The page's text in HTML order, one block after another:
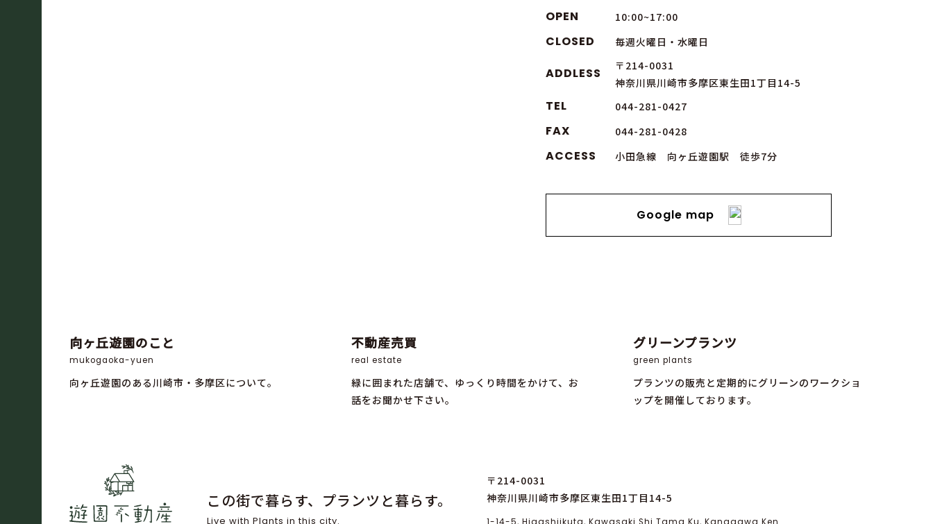
OPEN 10:00~17:00
CLOSED 毎週火曜日・水曜日
ADDLESS
〒214-0031
神奈川県川崎市多摩区東生田1丁目14-5
TEL 044-281-0427
FAX 044-281-0428
ACCESS 小田急線 向ヶ丘遊園駅 徒歩7分
Google map
向ヶ丘遊園のこと
mukogaoka-yuen
向ヶ丘遊園のある川崎市・多摩区について。
不動産売買
real estate
緑に囲まれた店舗で、ゆっくり時間をかけて、お
話をお聞かせ下さい。
グリーンプランツ
green plants
プランツの販売と定期的にグリーンのワークショ
ップを開催しております。
この街で暮らす、プランツと暮らす。
Live with Plants in this city.
〒214-0031
神奈川県川崎市多摩区東生田1丁目14-5